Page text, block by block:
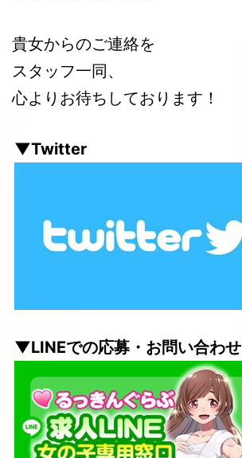
貴女からのご連絡を
スタッフ一同、
心よりお待ちしております！
▼Twitter
▼LINEでの応募・お問い合わせ